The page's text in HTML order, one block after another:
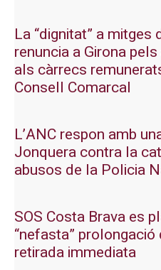
La “dignitat” a mitges
renuncia a Girona
als càrrecs
Consell Comarcal
L’ANC respon amb
Jonquera contra la
abusos de la Policia
SOS Costa Brava es
“nefasta” prolongació
retirada immediata